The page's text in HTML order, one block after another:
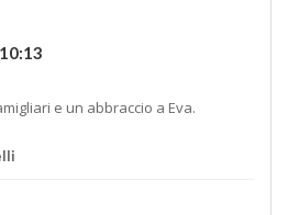
e un abbraccio a Eva.